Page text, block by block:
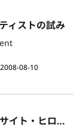
ィストの試み
08-10
広島市現代美術館コレクションによる「サイト・ヒロシマ」展